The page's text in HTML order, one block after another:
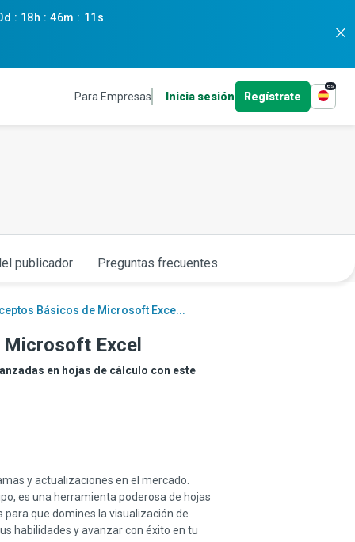
: 18h :46m : 10s
Para Empresas Inicia sesión Regístrate
es
publicador Preguntas frecuentes
Básicos de Microsoft Exce...
Excel
en hojas de cálculo con este
y actualizaciones en el mercado.
es una herramienta poderosa de hojas
que domines la visualización de
habilidades y avanzar con éxito en tu